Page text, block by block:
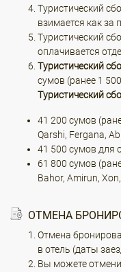
Туристический
взимается как за
Туристический
оплачивается
Туристический
сумов (ранее 1
Туристический
41 200 сумов
Qarshi, Fergana,
41 500 сумов для
61 800 сумов
Bahor, Amirun,
ОТМЕНА
Отмена
в отель (даты
Вы можете